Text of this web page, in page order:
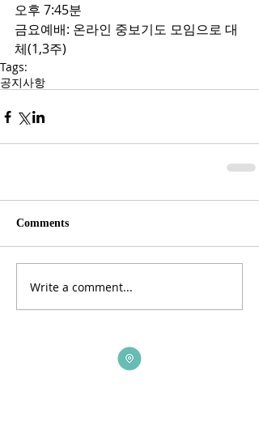
오후 7:45분
금요예배: 온라인 중보기도 모임으로 대
체(1,3주)
Tags:
공지사항
Comments
Write a comment...